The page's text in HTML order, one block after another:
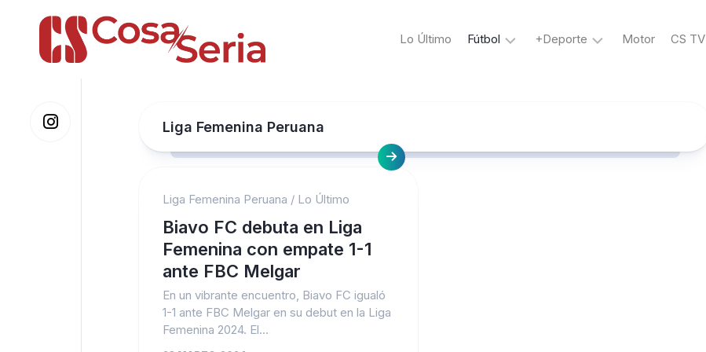
Lo Último Fútbol
1
+Deporte
Boxeo
MMA
Motor CS TV
Liga Femenina Peruana
Liga Femenina Peruana / Lo Último
Biavo FC debuta en Liga
Femenina con empate 1-1
ante FBC Melgar
En un vibrante encuentro, Biavo FC igualó
1-1 ante FBC Melgar en su debut en la Liga
Femenina 2024. El...